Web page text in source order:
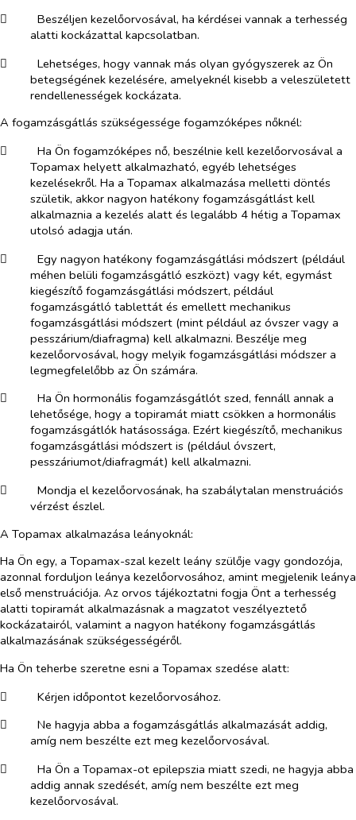
​
Beszéljen kezelőorvosával, ha kérdései vannak a terhesség
alatti kockázattal kapcsolatban.
​
Lehetséges, hogy vannak más olyan gyógyszerek az Ön
betegségének kezelésére, amelyeknél kisebb a veleszületett
rendellenességek kockázata.
A fogamzásgátlás szükségessége fogamzóképes nőknél:
​
Ha Ön fogamzóképes nő, beszélnie kell kezelőorvosával a
Topamax helyett alkalmazható, egyéb lehetséges
kezelésekről. Ha a Topamax alkalmazása melletti döntés
születik, akkor nagyon hatékony fogamzásgátlást kell
alkalmaznia a kezelés alatt és legalább 4 hétig a Topamax
utolsó adagja után.
​
Egy nagyon hatékony fogamzásgátlási módszert (például
méhen belüli fogamzásgátló eszközt) vagy két, egymást
kiegészítő fogamzásgátlási módszert, például
fogamzásgátló tablettát és emellett mechanikus
fogamzásgátlási módszert (mint például az óvszer vagy a
pesszárium/diafragma) kell alkalmazni. Beszélje meg
kezelőorvosával, hogy melyik fogamzásgátlási módszer a
legmegfelelőbb az Ön számára.
​
Ha Ön hormonális fogamzásgátlót szed, fennáll annak a
lehetősége, hogy a topiramát miatt csökken a hormonális
fogamzásgátlók hatásossága. Ezért kiegészítő, mechanikus
fogamzásgátlási módszert is (például óvszert,
pesszáriumot/diafragmát) kell alkalmazni.
​
Mondja el kezelőorvosának, ha szabálytalan menstruációs
vérzést észlel.
A Topamax alkalmazása leányoknál:
Ha Ön egy, a Topamax-szal kezelt leány szülője vagy gondozója,
azonnal forduljon leánya kezelőorvosához, amint megjelenik leánya
első menstruációja. Az orvos tájékoztatni fogja Önt a terhesség
alatti topiramát alkalmazásnak a magzatot veszélyeztető
kockázatairól, valamint a nagyon hatékony fogamzásgátlás
alkalmazásának szükségességéről.
Ha Ön teherbe szeretne esni a Topamax szedése alatt:
​
Kérjen időpontot kezelőorvosához.
​
Ne hagyja abba a fogamzásgátlás alkalmazását addig,
amíg nem beszélte ezt meg kezelőorvosával.
​
Ha Ön a Topamax-ot epilepszia miatt szedi, ne hagyja abba
addig annak szedését, amíg nem beszélte ezt meg
kezelőorvosával.